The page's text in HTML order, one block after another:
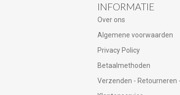
INFORMATIE
Over ons
Algemene voorwaarden
Privacy Policy
Betaalmethoden
Verzenden - Retourneren